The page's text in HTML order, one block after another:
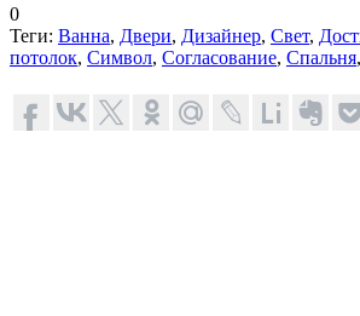
0
Теги: Ванна, Двери, Дизайнер, Свет,
потолок, Символ, Согласование, Спальня,